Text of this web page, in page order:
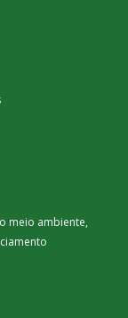
meio ambiente,